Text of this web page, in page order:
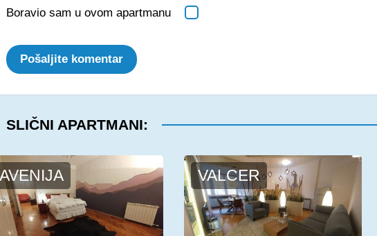
Boravio sam u ovom apartmanu
Pošaljite komentar
SLIČNI APARTMANI:
AVENIJA VALCER